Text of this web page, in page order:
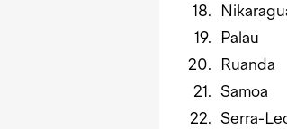
Palau
Ruanda
Samoa
Serra-